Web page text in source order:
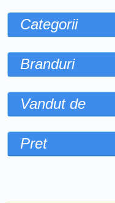
Categorii
Branduri
Vandut de
Pret